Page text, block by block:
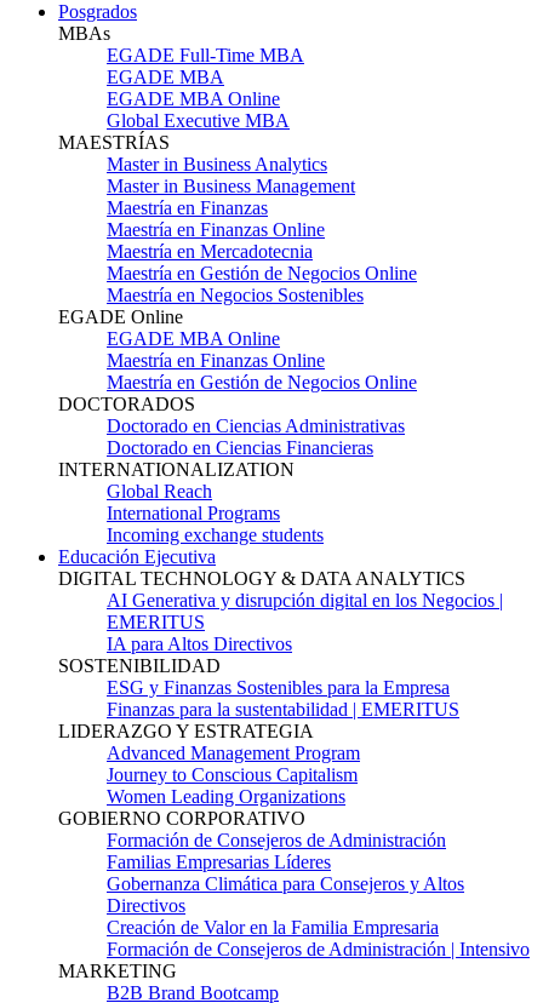
Posgrados
MBAs
EGADE Full-Time MBA
EGADE MBA
EGADE MBA Online
Global Executive MBA
MAESTRÍAS
Master in Business Analytics
Master in Business Management
Maestría en Finanzas
Maestría en Finanzas Online
Maestría en Mercadotecnia
Maestría en Gestión de Negocios Online
Maestría en Negocios Sostenibles
EGADE Online
EGADE MBA Online
Maestría en Finanzas Online
Maestría en Gestión de Negocios Online
DOCTORADOS
Doctorado en Ciencias Administrativas
Doctorado en Ciencias Financieras
INTERNATIONALIZATION
Global Reach
International Programs
Incoming exchange students
Educación Ejecutiva
DIGITAL TECHNOLOGY & DATA ANALYTICS
AI Generativa y disrupción digital en los Negocios |
EMERITUS
IA para Altos Directivos
SOSTENIBILIDAD
ESG y Finanzas Sostenibles para la Empresa
Finanzas para la sustentabilidad | EMERITUS
LIDERAZGO Y ESTRATEGIA
Advanced Management Program
Journey to Conscious Capitalism
Women Leading Organizations
GOBIERNO CORPORATIVO
Formación de Consejeros de Administración
Familias Empresarias Líderes
Gobernanza Climática para Consejeros y Altos
Directivos
Creación de Valor en la Familia Empresaria
Formación de Consejeros de Administración | Intensivo
MARKETING
B2B Brand Bootcamp